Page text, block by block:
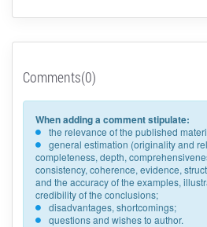
Comments(0)
When adding a comment stipulate:
the relevance of the published
general estimation (originality and
completeness, depth,
consistency, coherence, evidence,
and the accuracy of the examples,
credibility of the conclusions;
disadvantages, shortcomings;
questions and wishes to author.